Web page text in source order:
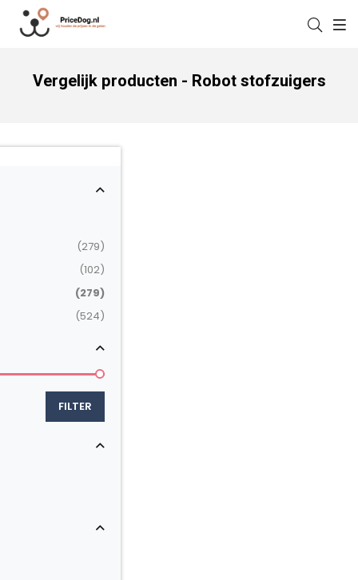
Vergelijk producten - Robot stofzuigers
(279)
(102)
(279)
(524)